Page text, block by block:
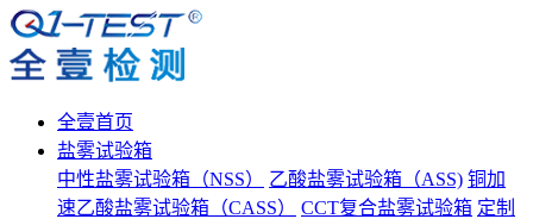
全壹首页
盐雾试验箱
中性盐雾试验箱（NSS）
乙酸盐雾试验箱（ASS) 铜加
速乙酸盐雾试验箱（CASS）
CCT复合盐雾试验箱 定制